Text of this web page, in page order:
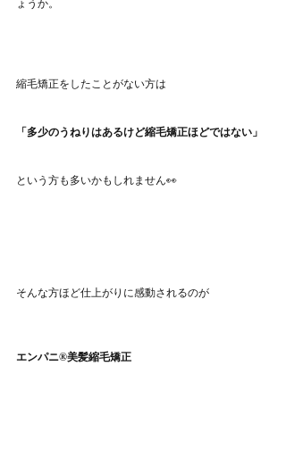
ょうか。
縮毛矯正をしたことがない方は
「多少のうねりはあるけど縮毛矯正ほどではない」
という方も多いかもしれません👀
そんな方ほど仕上がりに感動されるのが
エンパニ®美髪縮毛矯正